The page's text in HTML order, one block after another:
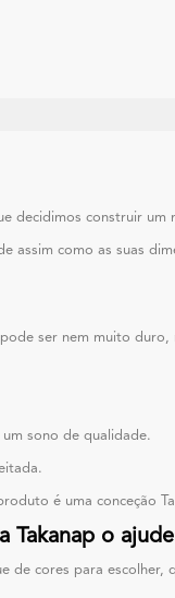
decidimos construir um
como as suas
ser nem muito duro,
um sono de qualidade.
é uma conceção
Takanap o
de cores para escolher,